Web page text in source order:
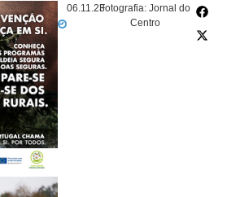
06.11.23Fotografia: Jornal do
Centro